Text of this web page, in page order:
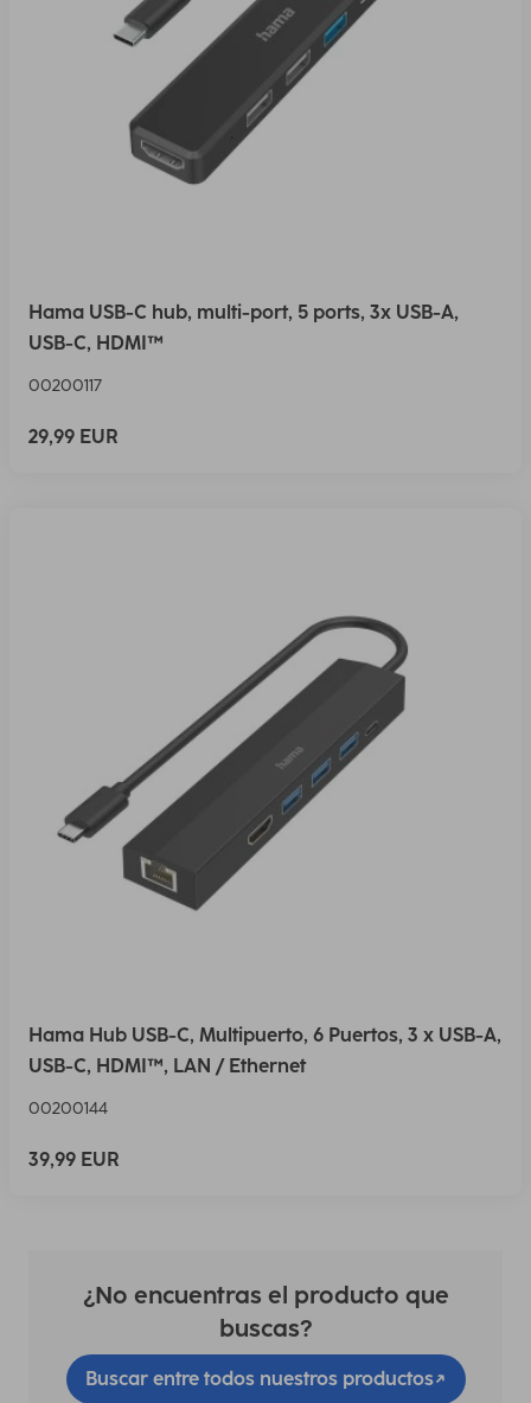
Hama USB-C hub, multi-port, 5 ports, 3x USB-A,
USB-C, HDMI™
00200117
29,99 EUR
Hama Hub USB-C, Multipuerto, 6 Puertos, 3 x USB-A,
USB-C, HDMI™, LAN / Ethernet
00200144
39,99 EUR
¿No encuentras el producto que
buscas?
Buscar entre todos nuestros productos